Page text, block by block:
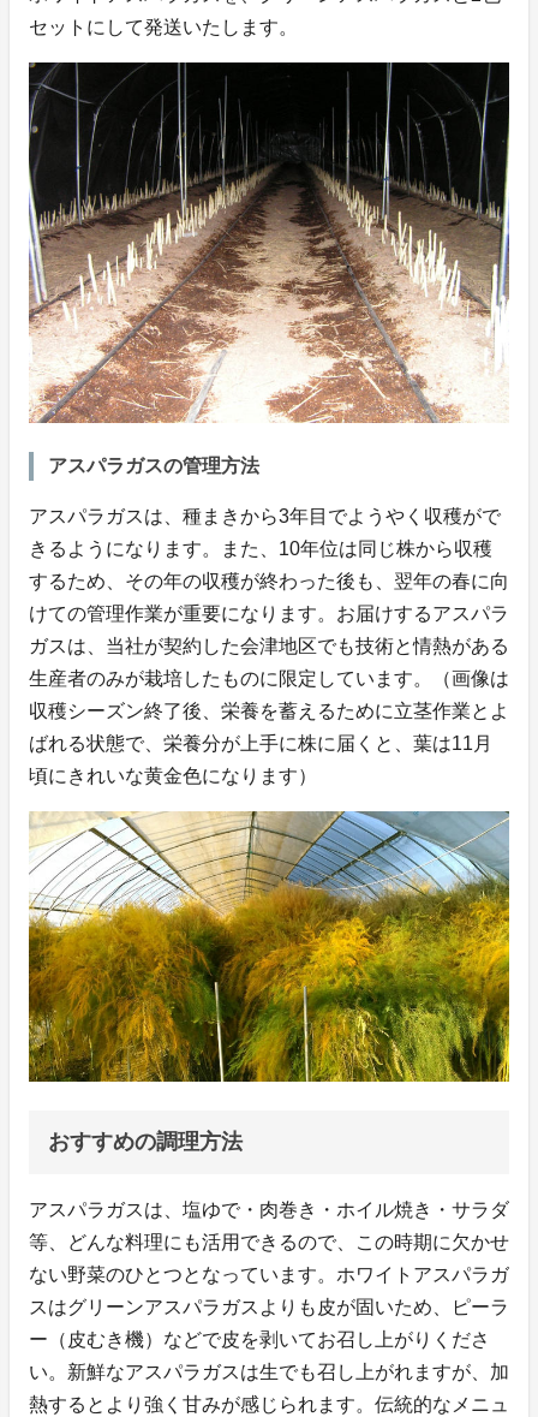
セットにして発送いたします。
アスパラガスの管理方法
アスパラガスは、種まきから3年目でようやく収穫がで
きるようになります。また、10年位は同じ株から収穫
するため、その年の収穫が終わった後も、翌年の春に向
けての管理作業が重要になります。お届けするアスパラ
ガスは、当社が契約した会津地区でも技術と情熱がある
生産者のみが栽培したものに限定しています。（画像は
収穫シーズン終了後、栄養を蓄えるために立茎作業とよ
ばれる状態で、栄養分が上手に株に届くと、葉は11月
頃にきれいな黄金色になります）
おすすめの調理方法
アスパラガスは、塩ゆで・肉巻き・ホイル焼き・サラダ
等、どんな料理にも活用できるので、この時期に欠かせ
ない野菜のひとつとなっています。ホワイトアスパラガ
スはグリーンアスパラガスよりも皮が固いため、ピーラ
ー（皮むき機）などで皮を剥いてお召し上がりくださ
い。新鮮なアスパラガスは生でも召し上がれますが、加
熱するとより強く甘みが感じられます。伝統的なメニュ